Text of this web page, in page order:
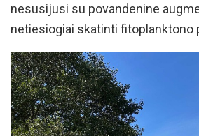
nesusijusi su povandenine
netiesiogiai skatinti fitoplanktono